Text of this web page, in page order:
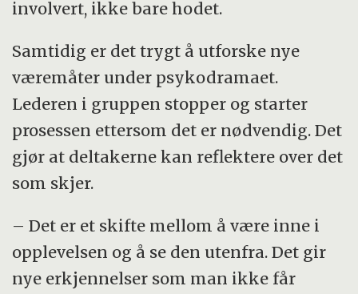
involvert, ikke bare hodet.
Samtidig er det trygt å utforske nye
væremåter under psykodramaet.
Lederen i gruppen stopper og starter
prosessen ettersom det er nødvendig. Det
gjør at deltakerne kan reflektere over det
som skjer.
– Det er et skifte mellom å være inne i
opplevelsen og å se den utenfra. Det gir
nye erkjennelser som man ikke får